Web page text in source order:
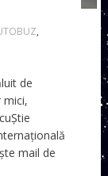
,
de
mici,
mail de